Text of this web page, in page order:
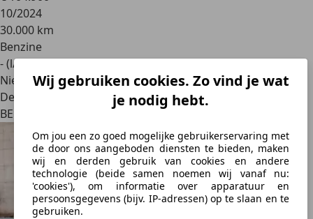
Wij gebruiken cookies. Zo vind je wat
je nodig hebt.
Om jou een zo goed mogelijke gebruikerservaring met
de door ons aangeboden diensten te bieden, maken
wij en derden gebruik van cookies en andere
technologie (beide samen noemen wij vanaf nu:
'cookies'), om informatie over apparatuur en
persoonsgegevens (bijv. IP-adressen) op te slaan en te
gebruiken.
10/2024
30.000 km
Benzine
- (l/100 km)
Nieuw
Dealer
BE 3970